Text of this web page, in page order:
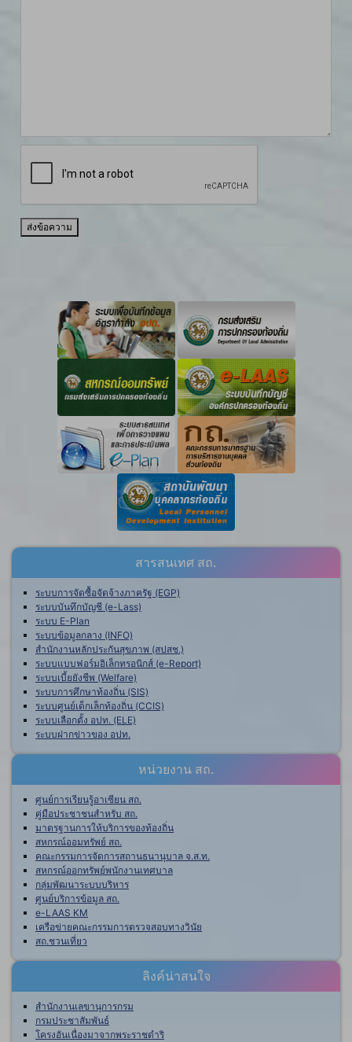
ส่งข้อความ
สารสนเทศ สถ.
ระบบการจัดซื้อจัดจ้างภาครัฐ (EGP)
ระบบบันทึกบัญชี (e-Lass)
ระบบ E-Plan
ระบบข้อมูลกลาง (INFO)
สำนักงานหลักประกันสุขภาพ (สปสช.)
ระบบแบบฟอร์มอิเล็กทรอนิกส์ (e-Report)
ระบบเบี้ยยังชีพ (Welfare)
ระบบการศึกษาท้องถิ่น (SIS)
ระบบศูนย์เด็กเล็กท้องถิ่น (CCIS)
ระบบเลือกตั้ง อปท. (ELE)
ระบบฝากข่าวของ อปท.
หน่วยงาน สถ.
ศูนย์การเรียนรู้อาเซียน สถ.
คู่มือประชาชนสำหรับ สถ.
มาตรฐานการให้บริการของท้องถิ่น
สหกรณ์ออมทรัพย์ สถ.
คณะกรรมการจัดการสถานธนานุบาล จ.ส.ท.
สหกรณ์ออกทรัพย์พนักงานเทศบาล
กลุ่มพัฒนาระบบบริหาร
ศูนย์บริการข้อมูล สถ.
e-LAAS KM
เครือข่ายคณะกรรมการตรวจสอบทางวินัย
สถ.ชวนเที่ยว
ลิงค์น่าสนใจ
สำนักงานเลขานุการกรม
กรมประชาสัมพันธ์
โครงอันเนื่องมาจากพระราชดำริ